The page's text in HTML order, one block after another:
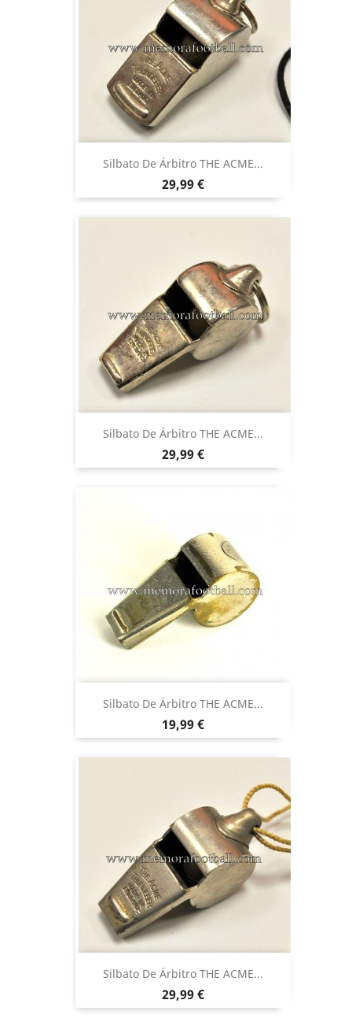
Silbato De Árbitro THE ACME...
Precio
29,99 €
Silbato De Árbitro THE ACME...
Precio
29,99 €
Silbato De Árbitro THE ACME...
Precio
19,99 €
Silbato De Árbitro THE ACME...
Precio
29,99 €